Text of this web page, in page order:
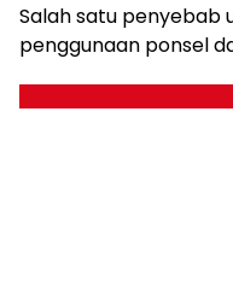
Salah satu penyebab
penggunaan ponsel